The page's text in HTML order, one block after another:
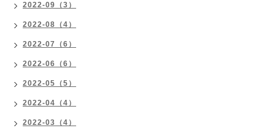
2022-09（3）
2022-08（4）
2022-07（6）
2022-06（6）
2022-05（5）
2022-04（4）
2022-03（4）